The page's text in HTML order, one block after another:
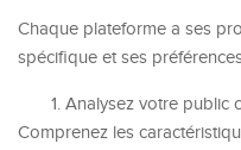
Chaque plateforme a ses
spécifique et ses
Analysez votre public
Comprenez les